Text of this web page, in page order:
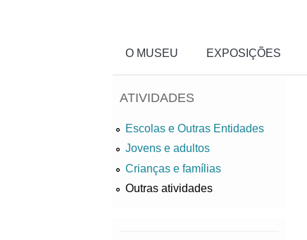
O MUSEU EXPOSIÇÕES
ATIVIDADES
Escolas e Outras Entidades
Jovens e adultos
Crianças e famílias
Outras atividades